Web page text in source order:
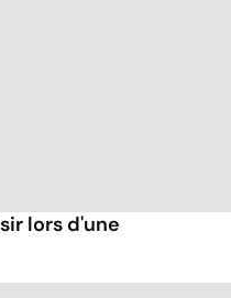
lors d'une